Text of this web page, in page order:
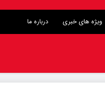
ویژه های خبری درباره ما